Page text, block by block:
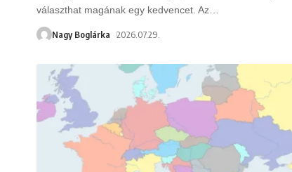
választhat magának egy kedvencet. Az
Nagy Boglárka 2026.07.29.